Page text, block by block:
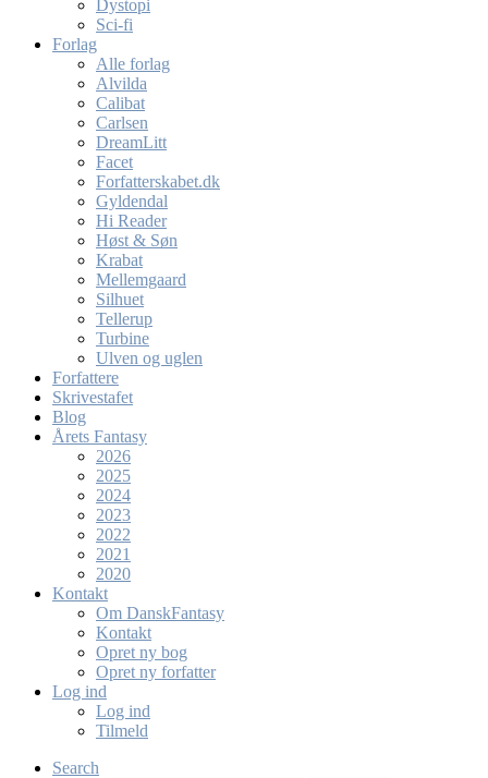
Dystopi
Sci-fi
Forlag
Alle forlag
Alvilda
Calibat
Carlsen
DreamLitt
Facet
Forfatterskabet.dk
Gyldendal
Hi Reader
Høst & Søn
Krabat
Mellemgaard
Silhuet
Tellerup
Turbine
Ulven og uglen
Forfattere
Skrivestafet
Blog
Årets Fantasy
2026
2025
2024
2023
2022
2021
2020
Kontakt
Om DanskFantasy
Kontakt
Opret ny bog
Opret ny forfatter
Log ind
Log ind
Tilmeld
Search